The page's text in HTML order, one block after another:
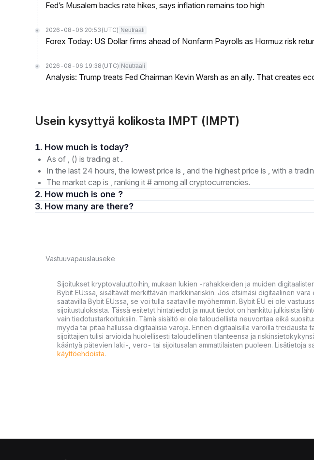
Fed’s Musalem backs rate hikes, says inflation remains too high
2026-08-06 20:53 (UTC) Neutraali
Forex Today: US Dollar firms ahead of Nonfarm Payrolls as Hormuz risk
2026-08-06 19:38 (UTC) Neutraali
Analysis: Trump treats Fed Chairman Kevin Warsh as an ally. That creates
Usein kysyttyä kolikosta IMPT (IMPT)
1. How much is today?
As of , () is trading at .
In the last 24 hours, the lowest price is , and the highest price is , with a
The market cap is , ranking it # among all cryptocurrencies.
2. How much is one ?
3. How many are there?
Vastuuvapauslauseke
Sijoitukset kryptovaluuttoihin, mukaan lukien -rahakkeiden ja muiden
Bybit EU:ssa, sisältävät merkittävän markkinariskin. Jos etsimäsi digitaalinen
saatavilla Bybit EU:ssa, se voi tulla saataville myöhemmin. Bybit EU ei ole
sijoitustuloksista. Tässä esitetyt hintatiedot ja muut tiedot on hankittu julkisista
vain tiedotustarkoituksiin. Tämä sisältö ei ole taloudellista neuvontaa eikä
myydä tai pitää hallussa digitaalisia varoja. Ennen digitaalisilla varoilla treidausta
sijoittajien tulisi arvioida huolellisesti taloudellinen tilanteensa ja
kääntyä pätevien laki-, vero- tai sijoitusalan ammattilaisten puoleen. Lisätietoja
käyttöehdoista.